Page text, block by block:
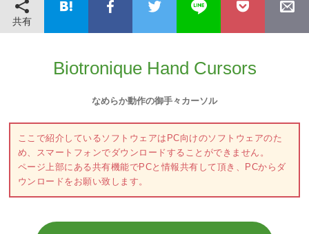
共有
Biotronique Hand Cursors
なめらか動作の御手々カーソル
ここで紹介しているソフトウェアはPC向けのソフトウェアのた
め、スマートフォンでダウンロードすることができません。
ページ上部にある共有機能でPCと情報共有して頂き、PCからダ
ウンロードをお願い致します。